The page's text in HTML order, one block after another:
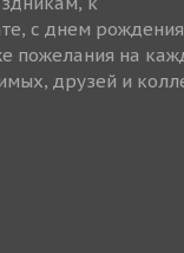
с днем
пожелания на
друзей и